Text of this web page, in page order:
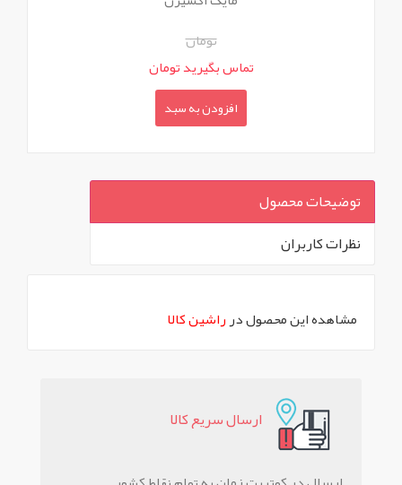
تومان
تماس بگیرید تومان
افزودن به سبد
توضیحات محصول
نظرات کاربران
مشاهده این محصول درراشین کالا
ارسال سريع کالا